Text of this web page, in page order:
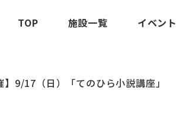
TOP 施設一覧 イベント
】9/17（日）「てのひら小説講座」